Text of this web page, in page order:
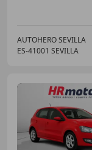
AUTOHERO SEVILLA
ES-41001 SEVILLA